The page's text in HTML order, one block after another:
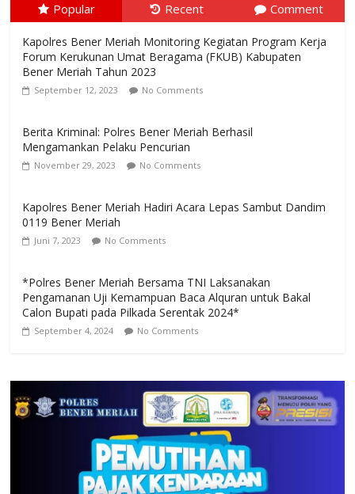
Popular Recent Comment
Kapolres Bener Meriah Monitoring Kegiatan Program Kerja
Forum Kerukunan Umat Beragama (FKUB) Kabupaten
Bener Meriah Tahun 2023
September 12, 2023 No Comments
Berita Kriminal: Polres Bener Meriah Berhasil
Mengamankan Pelaku Pencurian
November 29, 2023 No Comments
Kapolres Bener Meriah Hadiri Acara Lepas Sambut Dandim
0119 Bener Meriah
Juni 7, 2023 No Comments
*Polres Bener Meriah Bersama TNI Laksanakan
Pengamanan Uji Kemampuan Baca Alquran untuk Bakal
Calon Bupati pada Pilkada Serentak 2024*
September 4, 2024 No Comments